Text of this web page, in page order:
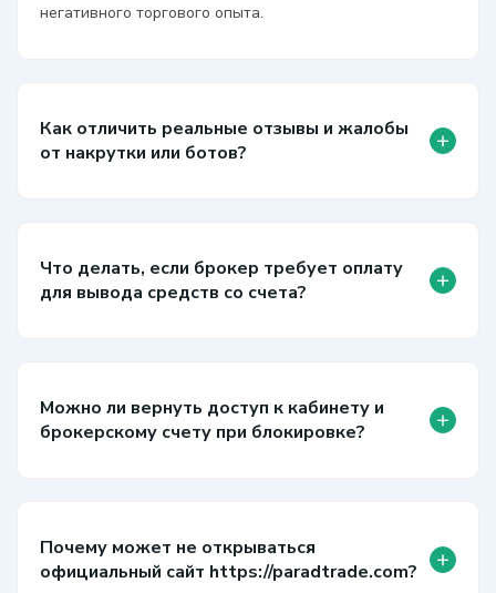
негативного торгового опыта.
Как отличить реальные отзывы и жалобы
от накрутки или ботов?
+
Что делать, если брокер требует оплату
для вывода средств со счета?
+
Можно ли вернуть доступ к кабинету и
брокерскому счету при блокировке?
+
Почему может не открываться
официальный сайт https://paradtrade.com?
+